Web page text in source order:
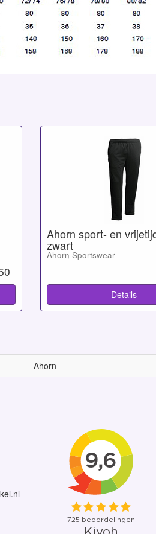
Ahorn sport- en
zwart
Ahorn Sportswear
Details
Ahorn